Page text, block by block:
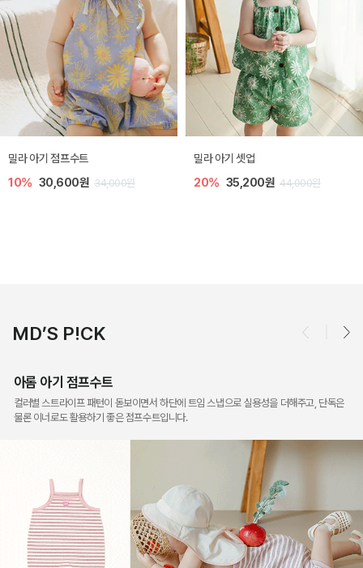
토닉 아기 민소매 티셔츠
20% 11,200원 14,000원
베티 니트 아기 민소매 티셔츠
10% 24,300원 27,000원
MD’S P!CK
아롬 아기 점프수트
컬러별 스트라이프 패턴이 돋보이면서 하단에 트임 스냅으로 실용성을 더해주고, 단독은
물론 이너로도 활용하기 좋은 점프수트입니다.